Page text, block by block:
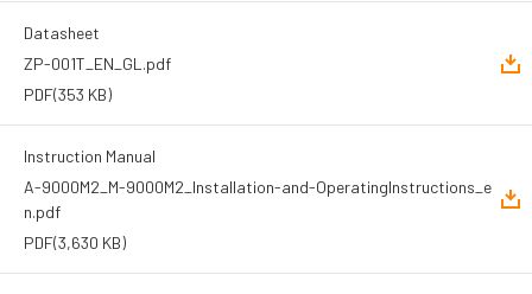
Datasheet
ZP-001T_EN_GL.pdf
PDF(353 KB)
Instruction Manual
A-9000M2_M-9000M2_Installation-and-OperatingInstructions_e
n.pdf
PDF(3,630 KB)